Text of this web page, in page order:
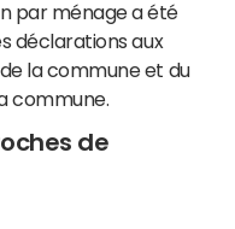
par ménage a été
déclarations aux
la commune et du
commune.
de